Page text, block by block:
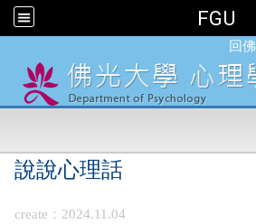
FGU
回
說說心理話
create：2024.11.04